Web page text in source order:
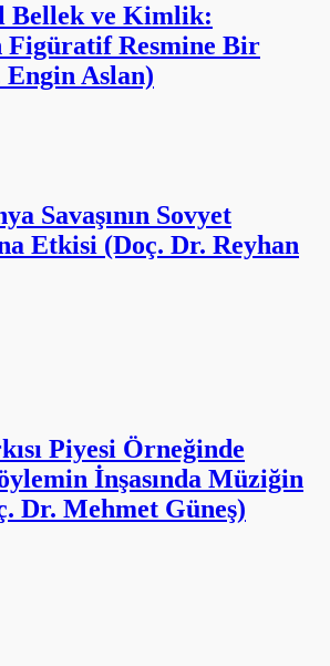
Bellek ve Kimlik:
Figüratif Resmine Bir
Engin Aslan)
Savaşının Sovyet
Etkisi (Doç. Dr. Reyhan
Piyesi Örneğinde
İnşasında Müziğin
Dr. Mehmet Güneş)